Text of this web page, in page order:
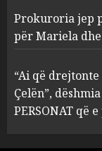
4
Prokuroria jep
për Mariela
“Ai që
Çelën”,
PERSONAT që